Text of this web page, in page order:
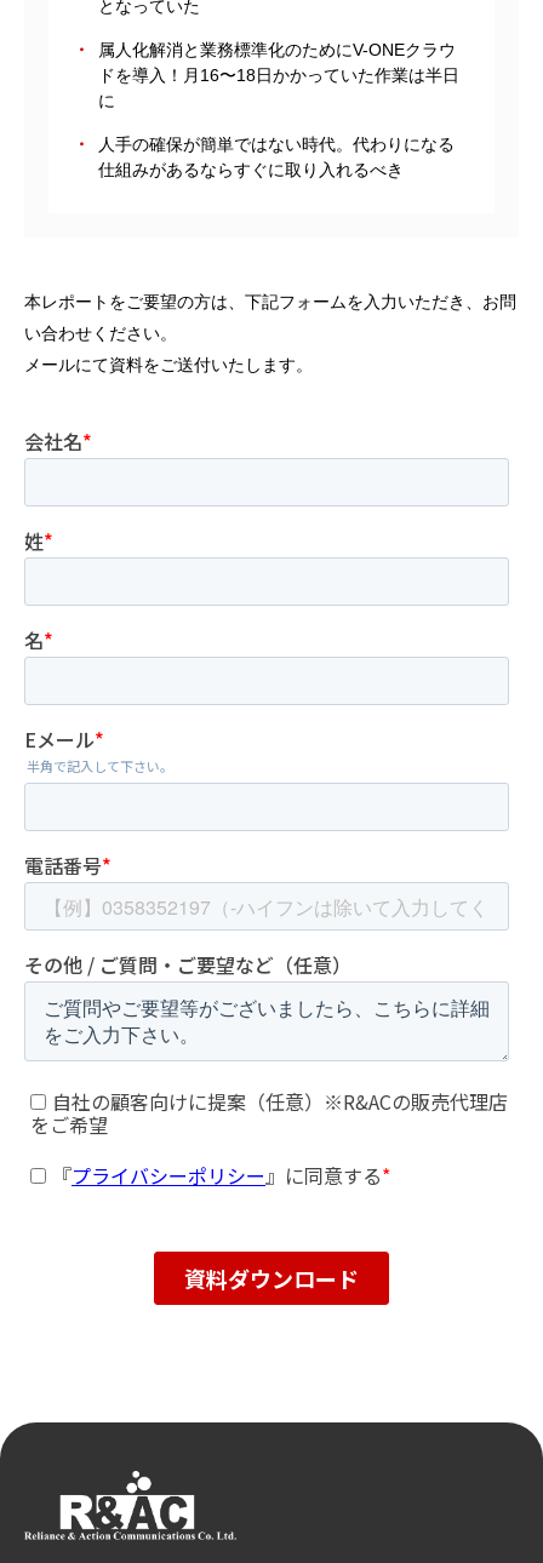
となっていた
属人化解消と業務標準化のためにV-ONEクラウ
ドを導入！月16〜18日かかっていた作業は半日
に
人手の確保が簡単ではない時代。代わりになる
仕組みがあるならすぐに取り入れるべき
本レポートをご要望の方は、下記フォームを入力いただき、お問
い合わせください。
メールにて資料をご送付いたします。